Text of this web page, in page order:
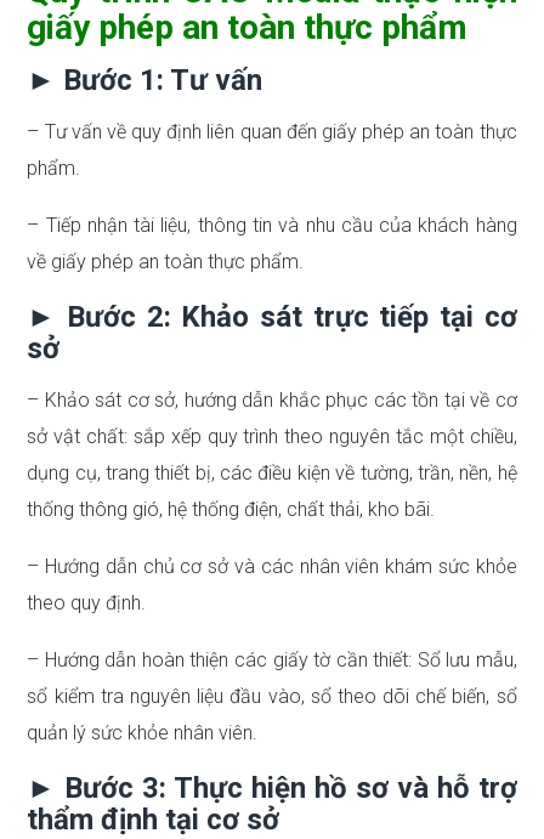
giấy phép an toàn thực phẩm
► Bước 1: Tư vấn
– Tư vấn về quy định liên quan đến giấy phép an toàn thực
phẩm.
– Tiếp nhận tài liệu, thông tin và nhu cầu của khách hàng
về giấy phép an toàn thực phẩm.
► Bước 2: Khảo sát trực tiếp tại cơ
sở
– Khảo sát cơ sở, hướng dẫn khắc phục các tồn tại về cơ
sở vật chất: sắp xếp quy trình theo nguyên tắc một chiều,
dụng cụ, trang thiết bị, các điều kiện về tường, trần, nền, hệ
thống thông gió, hệ thống điện, chất thải, kho bãi.
– Hướng dẫn chủ cơ sở và các nhân viên khám sức khỏe
theo quy định.
– Hướng dẫn hoàn thiện các giấy tờ cần thiết: Sổ lưu mẫu,
sổ kiểm tra nguyên liệu đầu vào, sổ theo dõi chế biến, sổ
quản lý sức khỏe nhân viên.
► Bước 3: Thực hiện hồ sơ và hỗ trợ
thẩm định tại cơ sở